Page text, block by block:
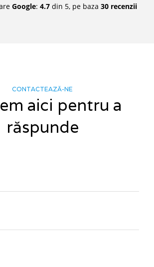
Google: 4.7 din 5, pe baza 30 recenzii
CONTACTEAZĂ-NE
aici pentru a
răspunde